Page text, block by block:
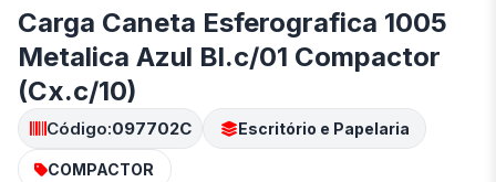
Carga Caneta Esferografica 1005
Metalica Azul Bl.c/01 Compactor
(Cx.c/10)
Código:097702C Escritório e Papelaria
COMPACTOR